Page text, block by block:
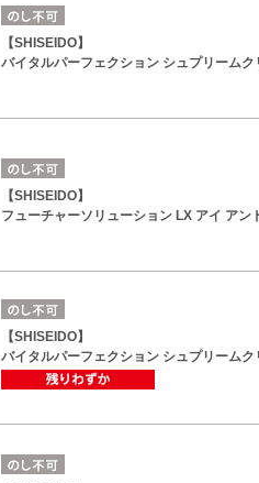
【SHISEIDO】
バイタルパーフェクション シュプリームク
【SHISEIDO】
フューチャーソリューション LX アイ アン
【SHISEIDO】
バイタルパーフェクション シュプリーム